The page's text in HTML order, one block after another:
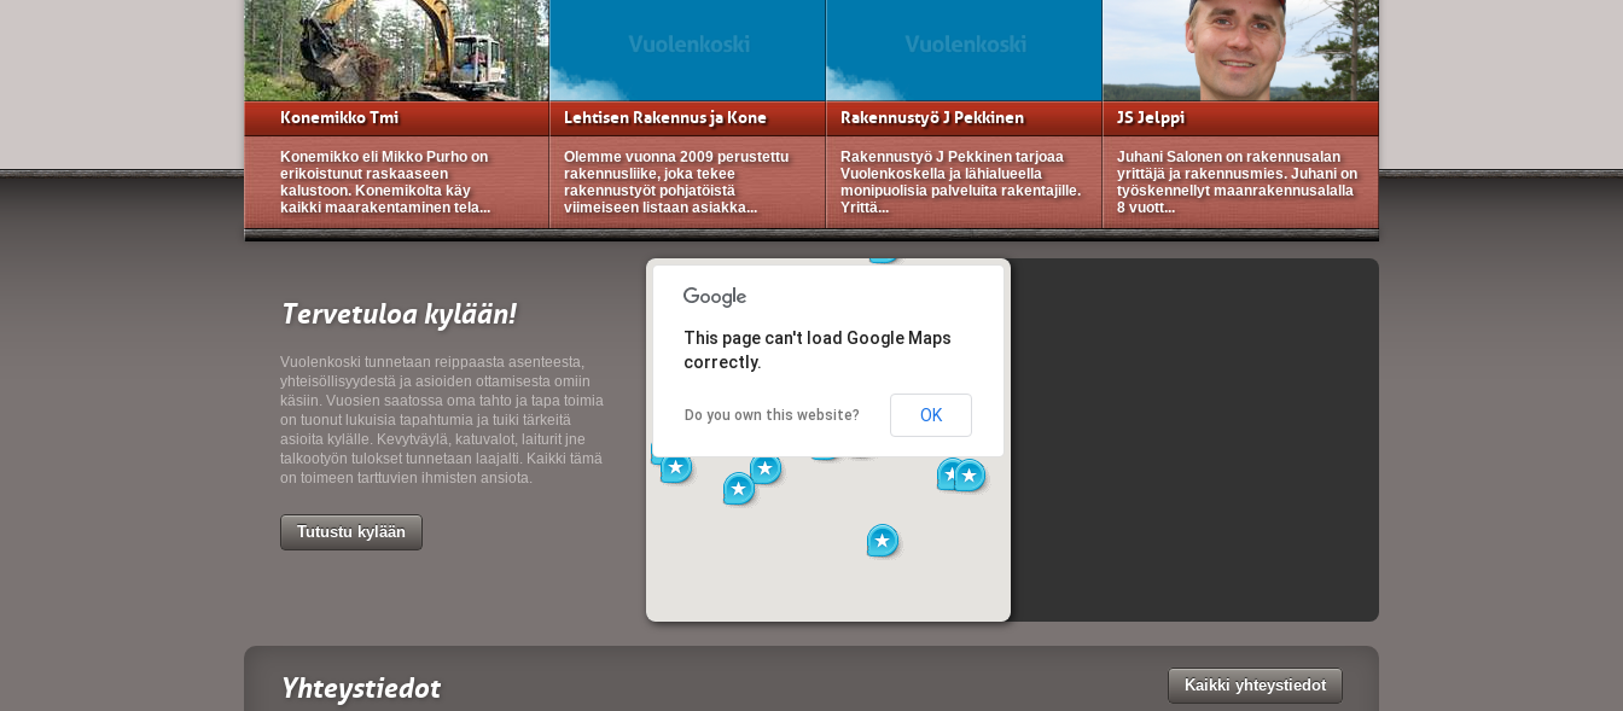
Konemikko Tmi
Konemikko eli Mikko Purho on
erikoistunut raskaaseen
kalustoon. Konemikolta käy
kaikki maarakentaminen tela...
Lehtisen Rakennus ja Kone
Olemme vuonna 2009 perustettu
rakennusliike, joka tekee
rakennustyöt pohjatöistä
viimeiseen listaan asiakka...
Rakennustyö J Pekkinen
Rakennustyö J Pekkinen tarjoaa
Vuolenkoskella ja lähialueella
monipuolisia palveluita rakentajille.
Yrittä...
JS Jelppi
Juhani Salonen on rakennusalan
yrittäjä ja rakennusmies. Juhani on
työskennellyt maanrakennusalalla
8 vuott...
Tervetuloa kylään!
Vuolenkoski tunnetaan reippaasta asenteesta,
yhteisöllisyydestä ja asioiden ottamisesta omiin
käsiin. Vuosien saatossa oma tahto ja tapa toimia
on tuonut lukuisia tapahtumia ja tuiki tärkeitä
asioita kylälle. Kevytväylä, katuvalot, laiturit jne
talkootyön tulokset tunnetaan laajalti. Kaikki tämä
on toimeen tarttuvien ihmisten ansiota.
Tutustu kylään
This page can't load Google Maps
correctly.
Do you own this website? OK
Kaikki yhteystiedot
Yhteystiedot